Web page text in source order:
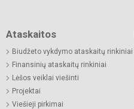
Ataskaitos
Biudžeto vykdymo ataskaitų rinkiniai
Finansinių ataskaitų rinkiniai
Lėšos veiklai viešinti
Projektai
Viešieji pirkimai